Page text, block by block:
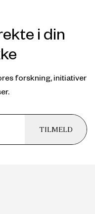
i din
forskning, initiativer
TILMELD